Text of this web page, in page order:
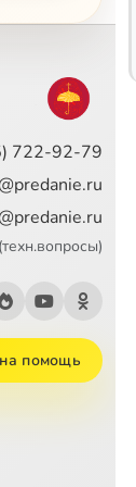
4 9:50
Сейчас
6 10:12
7 10:36
8 10:40
9
9:57
722-92-79
(техн.вопросы)
помощь